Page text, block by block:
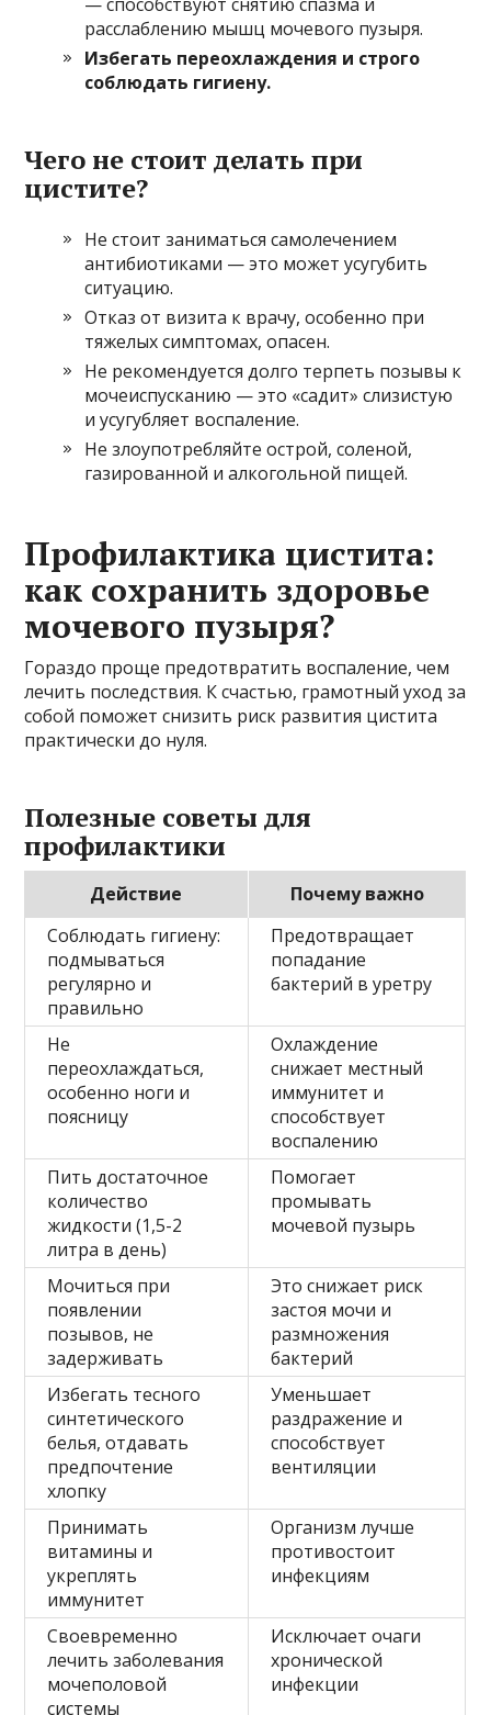
расслаблению мышц мочевого пузыря.
Избегать переохлаждения и строго
соблюдать гигиену.
Чего не стоит делать при
цистите?
Не стоит заниматься самолечением
антибиотиками — это может усугубить
ситуацию.
Отказ от визита к врачу, особенно при
тяжелых симптомах, опасен.
Не рекомендуется долго терпеть позывы к
мочеиспусканию — это «садит» слизистую
и усугубляет воспаление.
Не злоупотребляйте острой, соленой,
газированной и алкогольной пищей.
Профилактика цистита:
как сохранить здоровье
мочевого пузыря?
Гораздо проще предотвратить воспаление, чем
лечить последствия. К счастью, грамотный уход за
собой поможет снизить риск развития цистита
практически до нуля.
Полезные советы для
профилактики
Действие
Почему важно
Соблюдать гигиену:
подмываться
регулярно и
правильно
Предотвращает
попадание
бактерий в уретру
Не
переохлаждаться,
особенно ноги и
поясницу
Охлаждение
снижает местный
иммунитет и
способствует
воспалению
Пить достаточное
количество
жидкости (1,5-2
литра в день)
Помогает
промывать
мочевой пузырь
Мочиться при
появлении
позывов, не
задерживать
Это снижает риск
застоя мочи и
размножения
бактерий
Избегать тесного
синтетического
белья, отдавать
предпочтение
хлопку
Уменьшает
раздражение и
способствует
вентиляции
Принимать
витамины и
укреплять
иммунитет
Организм лучше
противостоит
инфекциям
Своевременно
лечить заболевания
мочеполовой
системы
Исключает очаги
хронической
инфекции